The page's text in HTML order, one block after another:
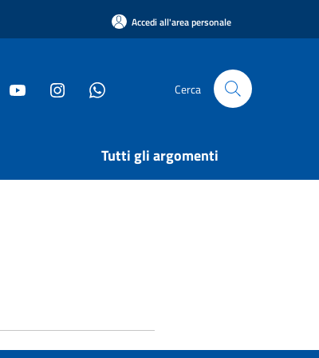
Accedi all'area personale
Cerca
Tutti gli argomenti